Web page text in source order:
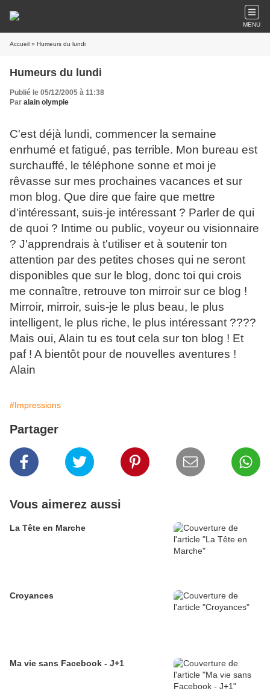
MENU
Accueil » Humeurs du lundi
Humeurs du lundi
Publié le 05/12/2005 à 11:38
Par alain olympie
C'est déjà lundi, commencer la semaine
enrhumé et fatigué, pas terrible. Mon bureau est
surchauffé, le téléphone sonne et moi je
rêvasse sur mes prochaines vacances et sur
mon blog. Que dire que faire que mettre
d'intéressant, suis-je intéressant ? Parler de qui
de quoi ? Intime ou public, voyeur ou visionnaire
? J'apprendrais à t'utiliser et à soutenir ton
attention par des petites choses qui ne seront
disponibles que sur le blog, donc toi qui crois
me connaître, retrouve ton mirroir sur ce blog !
Mirroir, mirroir, suis-je le plus beau, le plus
intelligent, le plus riche, le plus intéressant ????
Mais oui, Alain tu es tout cela sur ton blog ! Et
paf ! A bientôt pour de nouvelles aventures !
Alain
#Impressions
Partager
Vous aimerez aussi
La Tête en Marche
Croyances
Ma vie sans Facebook - J+1